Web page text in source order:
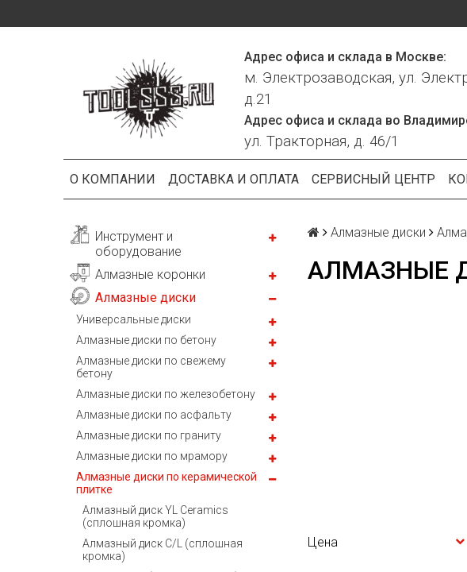
Адрес офиса и склада в Москве:
м. Электрозаводская, ул.
д.21
Адрес офиса и склада во
ул. Тракторная, д. 46/1
О КОМПАНИИ ДОСТАВКА И ОПЛАТА СЕРВИСНЫЙ ЦЕНТР
Инструмент и
оборудование
Алмазные коронки
Алмазные диски
Универсальные диски
Алмазные диски по бетону
Алмазные диски по свежему
бетону
Алмазные диски по железобетону
Алмазные диски по асфальту
Алмазные диски по граниту
Алмазные диски по мрамору
Алмазные диски по керамической
плитке
Алмазный диск YL Ceramics
(сплошная кромка)
Алмазный диск C/L (сплошная
кромка)
Алмазные диски
АЛМАЗНЫЕ
Цена